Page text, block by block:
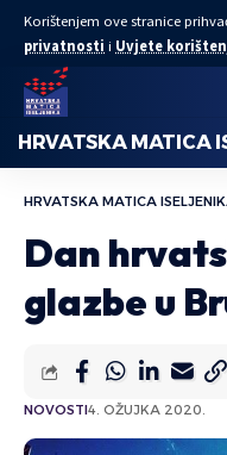
Korištenjem ove stranice
privatnosti i Uvjete
HRVATSKA MATICA
HRVATSKA MATICA
Dan
glazbe u
NOVOSTI4. OŽUJKA 2020.